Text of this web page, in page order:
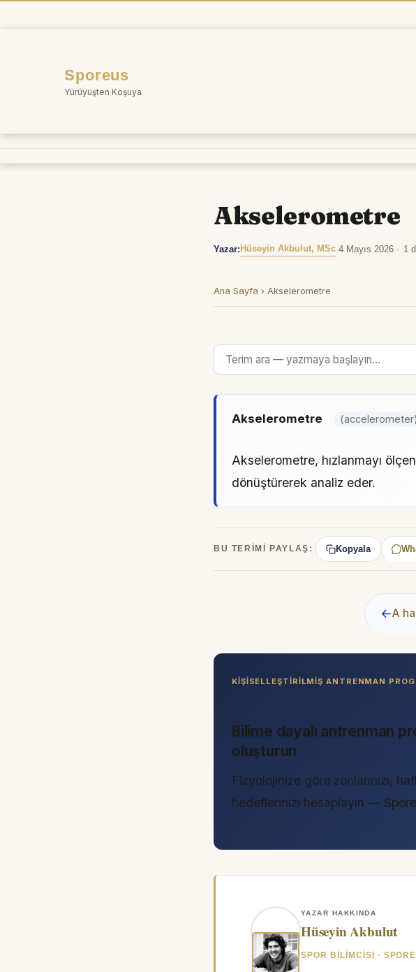
Sporeus
Yürüyüşten Koşuya
Akselerometre
Yazar: Hüseyin Akbulut, MSc 4 Mayıs 2026 1
Ana Sayfa › Akselerometre
Akselerometre (accelerometer)
Akselerometre, hızlanmayı
dönüştürerek analiz eder.
BU TERIMI PAYLAŞ: Kopyala
←A
KIŞISELLEŞTIRILMIŞ ANTRENMAN
Bilime dayalı antrenman
oluşturun
Fizyolojinize göre zonlarınızı,
hedeflerinizi hesaplayın —
YAZAR HAKKINDA
Hüseyin Akbulut
SPOR BILIMCISI ·